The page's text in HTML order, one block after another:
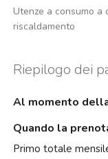
Utenze a consumo a
riscaldamento
Riepilogo dei
Al momento
Quando la
Primo totale